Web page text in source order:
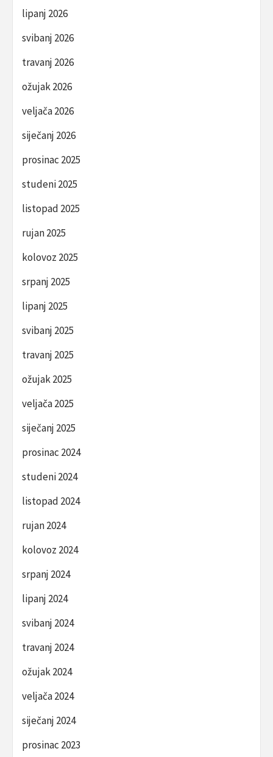
lipanj 2026
svibanj 2026
travanj 2026
ožujak 2026
veljača 2026
siječanj 2026
prosinac 2025
studeni 2025
listopad 2025
rujan 2025
kolovoz 2025
srpanj 2025
lipanj 2025
svibanj 2025
travanj 2025
ožujak 2025
veljača 2025
siječanj 2025
prosinac 2024
studeni 2024
listopad 2024
rujan 2024
kolovoz 2024
srpanj 2024
lipanj 2024
svibanj 2024
travanj 2024
ožujak 2024
veljača 2024
siječanj 2024
prosinac 2023